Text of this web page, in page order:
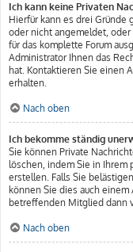
Ich kann keine Privaten
Hierfür kann es drei
oder nicht angemeldet,
für das komplette Forum
Administrator Ihnen das
hat. Kontaktieren Sie einen
erhalten.
Nach oben
Ich bekomme ständig
Sie können Private
löschen, indem Sie in
erstellen. Falls Sie
können Sie dies auch
betreffenden Mitglied dann
Nach oben